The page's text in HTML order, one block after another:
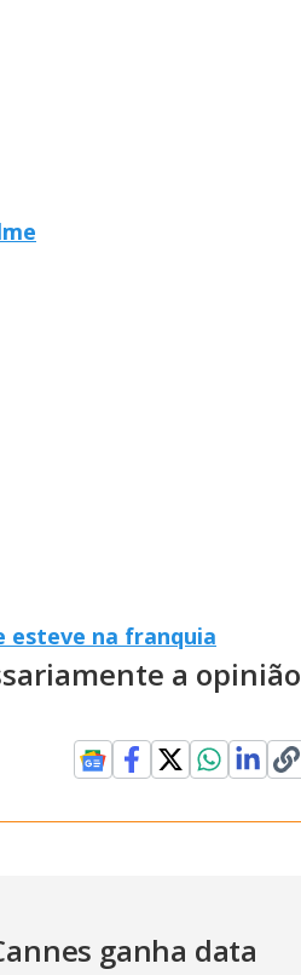
esteve na franquia
a opinião
ganha data